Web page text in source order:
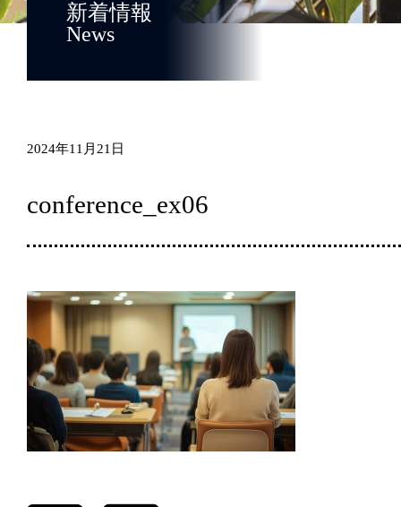
新着情報
News
2024年11月21日
conference_ex06